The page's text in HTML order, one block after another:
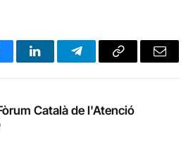
LinkedInTelegramCopy
Email
Català de l'Atenció